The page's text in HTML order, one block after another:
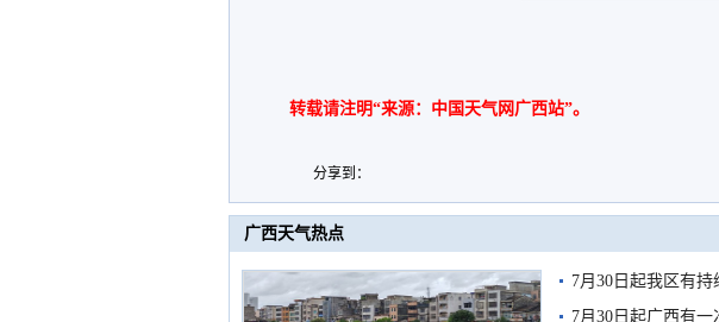
转载请注明“来源：中国天气网广西站”。
分享到：
广西天气热点
7月30日起我区有
7月30日起广西有